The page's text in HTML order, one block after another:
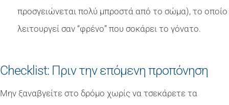
προσγειώνεται πολύ μπροστά από το σώμα), το οποίο
λειτουργεί σαν “φρένο” που σοκάρει το γόνατο.
Checklist: Πριν την επόμενη προπόνηση
Μην ξαναβγείτε στο δρόμο χωρίς να τσεκάρετε τα